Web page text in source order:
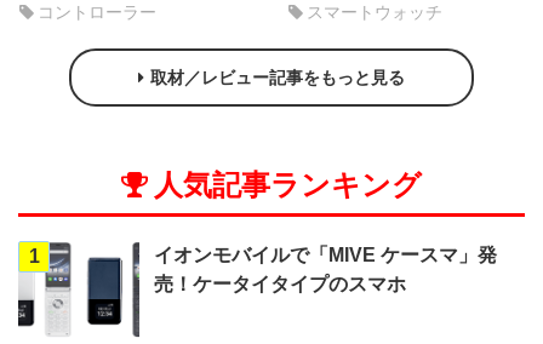
コントローラー スマートウォッチ
取材／レビュー記事をもっと見る
人気記事ランキング
1
イオンモバイルで「MIVE ケースマ」発
売！ケータイタイプのスマホ